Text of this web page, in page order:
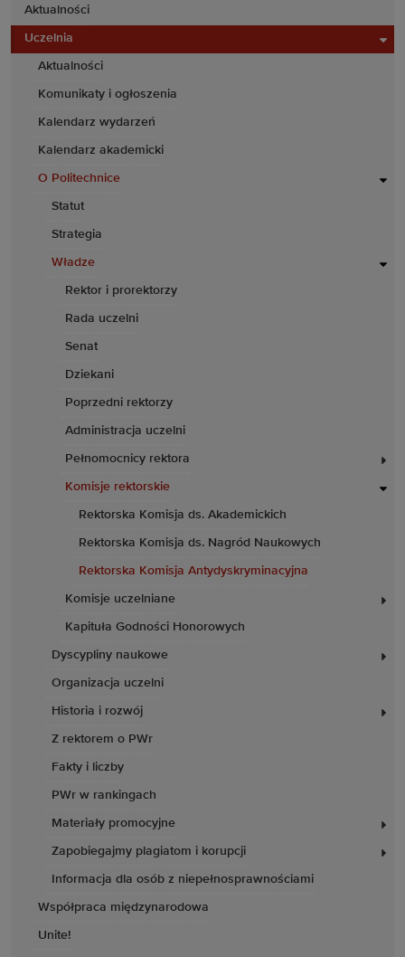
Aktualności
Uczelnia
Aktualności
Komunikaty i ogłoszenia
Kalendarz wydarzeń
Kalendarz akademicki
O Politechnice
Statut
Strategia
Władze
Rektor i prorektorzy
Rada uczelni
Senat
Dziekani
Poprzedni rektorzy
Administracja uczelni
Pełnomocnicy rektora
Komisje rektorskie
Rektorska Komisja ds. Akademickich
Rektorska Komisja ds. Nagród Naukowych
Rektorska Komisja Antydyskryminacyjna
Komisje uczelniane
Kapituła Godności Honorowych
Dyscypliny naukowe
Organizacja uczelni
Historia i rozwój
Z rektorem o PWr
Fakty i liczby
PWr w rankingach
Materiały promocyjne
Zapobiegajmy plagiatom i korupcji
Informacja dla osób z niepełnosprawnościami
Współpraca międzynarodowa
Unite!